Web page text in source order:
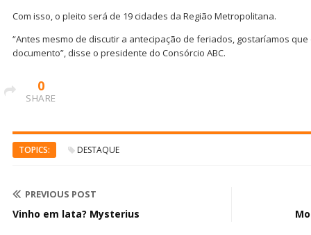
Com isso, o pleito será de 19 cidades da Região Metropolitana.
“Antes mesmo de discutir a antecipação de feriados, gostaríamos
documento”, disse o presidente do Consórcio ABC.
0
SHARE
TOPICS: DESTAQUE
PREVIOUS POST
Vinho em lata? Mysterius